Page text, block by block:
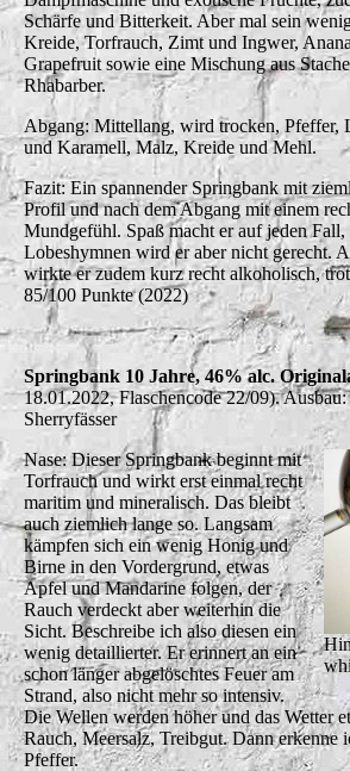
Schärfe und Bitterkeit. Aber mal sein
Kreide, Torfrauch, Zimt und Ingwer,
Grapefruit sowie eine Mischung aus
Rhabarber.
Abgang: Mittellang, wird trocken, Pfeffer,
und Karamell, Malz, Kreide und Mehl.
Fazit: Ein spannender Springbank mit
Profil und nach dem Abgang mit einem
Mundgefühl. Spaß macht er auf jeden Fall,
Lobeshymnen wird er aber nicht gerecht.
wirkte er zudem kurz recht alkoholisch,
85/100 Punkte (2022)
Springbank 10 Jahre, 46% alc.
18.01.2022, Flaschencode 22/09).
Sherryfässer
Nase: Dieser Springbank beginnt mit
Torfrauch und wirkt erst einmal recht
maritim und mineralisch. Das bleibt
auch ziemlich lange so. Langsam
kämpfen sich ein wenig Honig und
Birne in den Vordergrund, etwas
Apfel und Mandarine folgen, der
Rauch verdeckt aber weiterhin die
Sicht. Beschreibe ich also diesen ein
wenig detaillierter. Er erinnert an ein
schon länger abgelöschtes Feuer am
Strand, also nicht mehr so intensiv.
Die Wellen werden höher und das Wetter
Rauch, Meersalz, Treibgut. Dann erkenne
Pfeffer.